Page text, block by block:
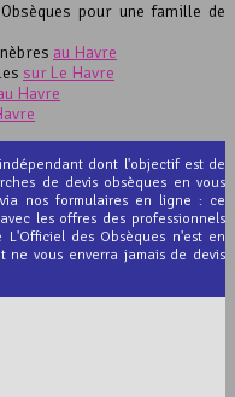
pour une famille de
au Havre
sur Le Havre
Havre
dont l'objectif est de
de devis obsèques en vous
nos formulaires en ligne : ce
les offres des professionnels
des Obsèques n'est en
vous enverra jamais de devis